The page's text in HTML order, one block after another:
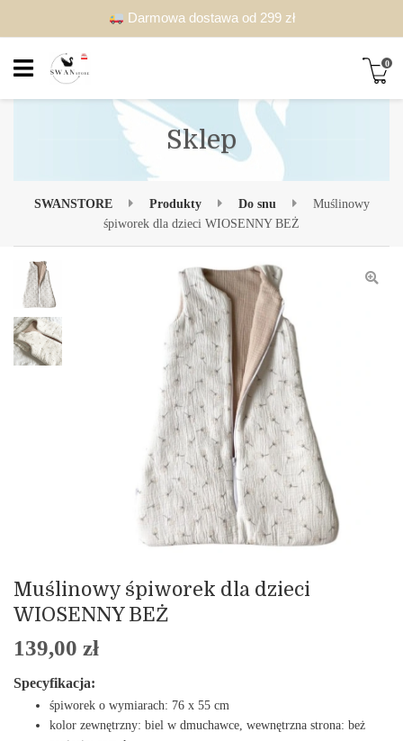
Darmowa dostawa od 299 zł
0
Sklep
SWANSTORE Produkty Do snu
Muślinowy
śpiworek dla dzieci WIOSENNY BEŻ
Muślinowy śpiworek dla dzieci
WIOSENNY BEŻ
139,00 zł
Specyfikacja:
śpiworek o wymiarach: 76 x 55 cm
kolor zewnętrzny: biel w dmuchawce, wewnętrzna strona: beż